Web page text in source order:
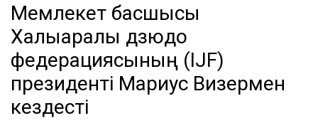
Мемлекет басшысы
Халықаралық дзюдо
федерациясының (IJF)
президенті Мариус Визермен
кездесті